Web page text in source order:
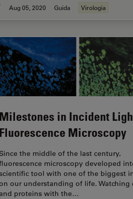
Fibrosis
Aug 05, 2020 Guida Virologia
Milestones in Incident
Fluorescence Microscopy
Since the middle of the last century,
microscopy developed
tool with one of the biggest
our understanding of life. Watching
and proteins with the…